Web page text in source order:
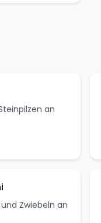
an
Zwiebeln an